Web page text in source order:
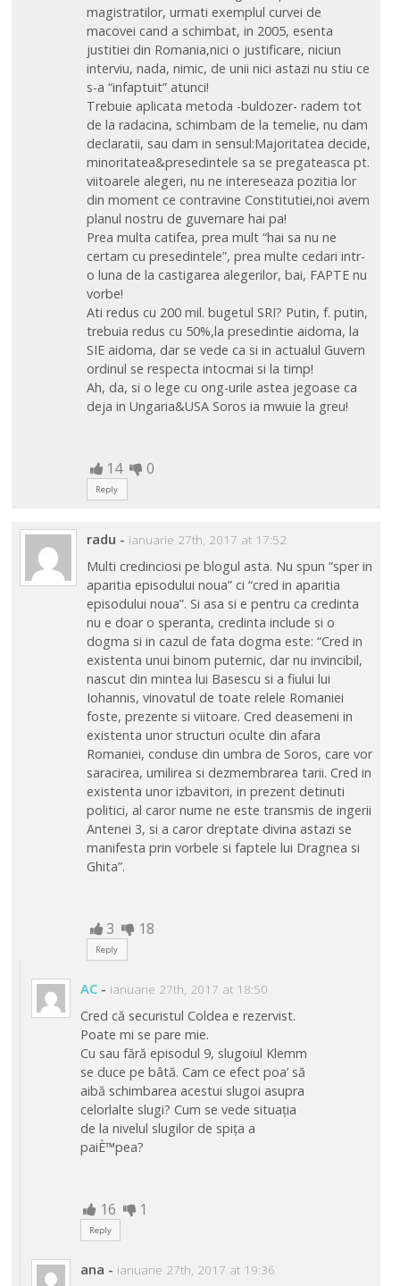
magistratilor, urmati exemplul curvei de
macovei cand a schimbat, in 2005, esenta
justitiei din Romania,nici o justificare, niciun
interviu, nada, nimic, de unii nici astazi nu stiu ce
s-a “infaptuit” atunci!
Trebuie aplicata metoda -buldozer- radem tot
de la radacina, schimbam de la temelie, nu dam
declaratii, sau dam in sensul:Majoritatea decide,
minoritatea&presedintele sa se pregateasca pt.
viitoarele alegeri, nu ne intereseaza pozitia lor
din moment ce contravine Constitutiei,noi avem
planul nostru de guvernare hai pa!
Prea multa catifea, prea mult “hai sa nu ne
certam cu presedintele”, prea multe cedari intr-
o luna de la castigarea alegerilor, bai, FAPTE nu
vorbe!
Ati redus cu 200 mil. bugetul SRI? Putin, f. putin,
trebuia redus cu 50%,la presedintie aidoma, la
SIE aidoma, dar se vede ca si in actualul Guvern
ordinul se respecta intocmai si la timp!
Ah, da, si o lege cu ong-urile astea jegoase ca
deja in Ungaria&USA Soros ia mwuie la greu!
14 0
Reply
radu - ianuarie 27th, 2017 at 17:52
Multi credinciosi pe blogul asta. Nu spun “sper in
aparitia episodului noua” ci “cred in aparitia
episodului noua”. Si asa si e pentru ca credinta
nu e doar o speranta, credinta include si o
dogma si in cazul de fata dogma este: “Cred in
existenta unui binom puternic, dar nu invincibil,
nascut din mintea lui Basescu si a fiului lui
Iohannis, vinovatul de toate relele Romaniei
foste, prezente si viitoare. Cred deasemeni in
existenta unor structuri oculte din afara
Romaniei, conduse din umbra de Soros, care vor
saracirea, umilirea si dezmembrarea tarii. Cred in
existenta unor izbavitori, in prezent detinuti
politici, al caror nume ne este transmis de ingerii
Antenei 3, si a caror dreptate divina astazi se
manifesta prin vorbele si faptele lui Dragnea si
Ghita”.
3 18
Reply
AC - ianuarie 27th, 2017 at 18:50
Cred că securistul Coldea e rezervist.
Poate mi se pare mie.
Cu sau fără episodul 9, slugoiul Klemm
se duce pe bâtă. Cam ce efect poa’ să
aibă schimbarea acestui slugoi asupra
celorlalte slugi? Cum se vede situația
de la nivelul slugilor de spița a
paiÈ™pea?
16 1
Reply
ana - ianuarie 27th, 2017 at 19:36